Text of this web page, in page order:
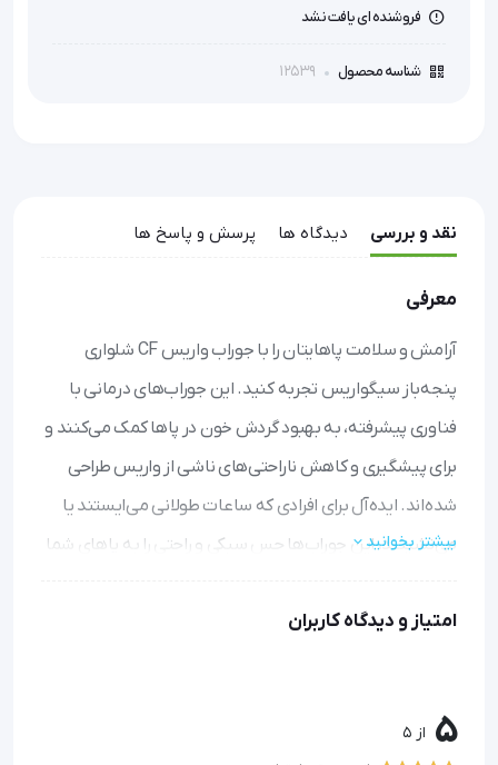
فروشنده ای یافت نشد
شناسه محصول 12539
نقد و بررسی دیدگاه ها پرسش و پاسخ ها
معرفی
آرامش و سلامت پاهایتان را با جوراب واریس CF شلواری
پنجه‌باز سیگواریس تجربه کنید. این جوراب‌های درمانی با
فناوری پیشرفته، به بهبود گردش خون در پاها کمک می‌کنند و
برای پیشگیری و کاهش ناراحتی‌های ناشی از واریس طراحی
شده‌اند. ایده‌آل برای افرادی که ساعات طولانی می‌ایستند یا
می‌نشینند، این جوراب‌ها حس سبکی و راحتی را به پاهای شما
پشتیبانی هدفمند:با توزیع فشار یکنواخت از مچ تا ران، ورم و
طراحی راحت و کاربردی:
بیشتر بخوانید
امتیاز و دیدگاه کاربران
5 از 5